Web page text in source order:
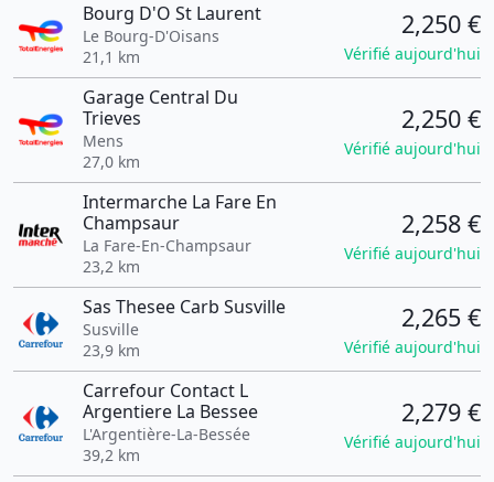
Bourg D'O St Laurent
Le Bourg-D'Oisans
21,1 km
2,250 €
Vérifié aujourd'hui
Garage Central Du
Trieves
Mens
27,0 km
2,250 €
Vérifié aujourd'hui
Intermarche La Fare En
Champsaur
La Fare-En-Champsaur
23,2 km
2,258 €
Vérifié aujourd'hui
Sas Thesee Carb Susville
Susville
23,9 km
2,265 €
Vérifié aujourd'hui
Carrefour Contact L
Argentiere La Bessee
L'Argentière-La-Bessée
39,2 km
2,279 €
Vérifié aujourd'hui